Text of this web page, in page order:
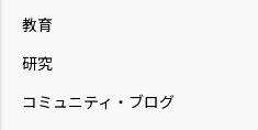
教育
研究
コミュニティ・ブログ